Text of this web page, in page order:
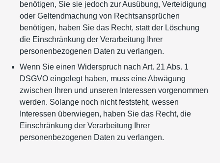
benötigen, Sie sie jedoch zur Ausübung, Verteidigung
oder Geltendmachung von Rechtsansprüchen
benötigen, haben Sie das Recht, statt der Löschung
die Einschränkung der Verarbeitung Ihrer
personenbezogenen Daten zu verlangen.
Wenn Sie einen Widerspruch nach Art. 21 Abs. 1
DSGVO eingelegt haben, muss eine Abwägung
zwischen Ihren und unseren Interessen vorgenommen
werden. Solange noch nicht feststeht, wessen
Interessen überwiegen, haben Sie das Recht, die
Einschränkung der Verarbeitung Ihrer
personenbezogenen Daten zu verlangen.